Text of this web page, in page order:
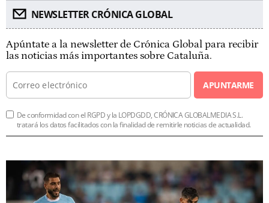
NEWSLETTER CRÓNICA GLOBAL
Apúntate a la newsletter de Crónica Global para recibir
las noticias más importantes sobre Cataluña.
APUNTARME
De conformidad con el RGPD y la LOPDGDD, CRÓNICA GLOBALMEDIA S.L.
tratará los datos facilitados con la finalidad de remitirle noticias de actualidad.